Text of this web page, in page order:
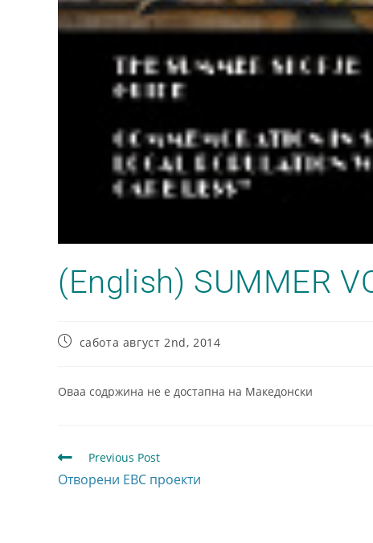
(English) SUMMER
сабота август 2nd, 2014
Оваа содржина не е достапна на Македонски
Previous Post
Отворени ЕВС проекти